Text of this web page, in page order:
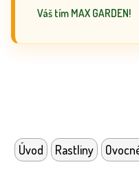
Váš tím MAX GARDEN!
Úvod Rastliny